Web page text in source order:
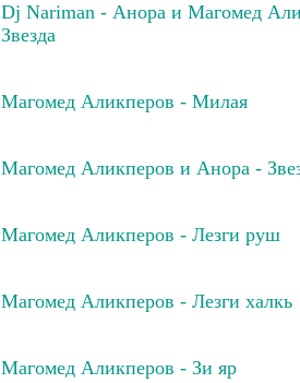
Dj Nariman - Анора и Магомед
Звезда
Магомед Аликперов - Милая
Магомед Аликперов и Анора -
Магомед Аликперов - Лезги руш
Магомед Аликперов - Лезги халкь
Магомед Аликперов - Зи яр